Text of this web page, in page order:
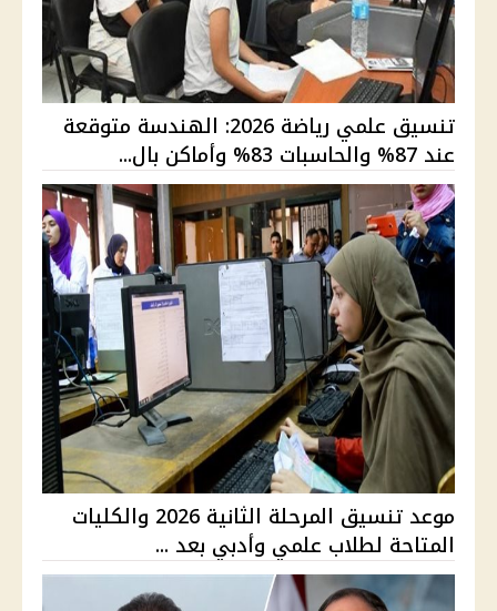
تنسيق علمي رياضة 2026: الهندسة متوقعة
عند 87% والحاسبات 83% وأماكن بال...
موعد تنسيق المرحلة الثانية 2026 والكليات
المتاحة لطلاب علمي وأدبي بعد ...